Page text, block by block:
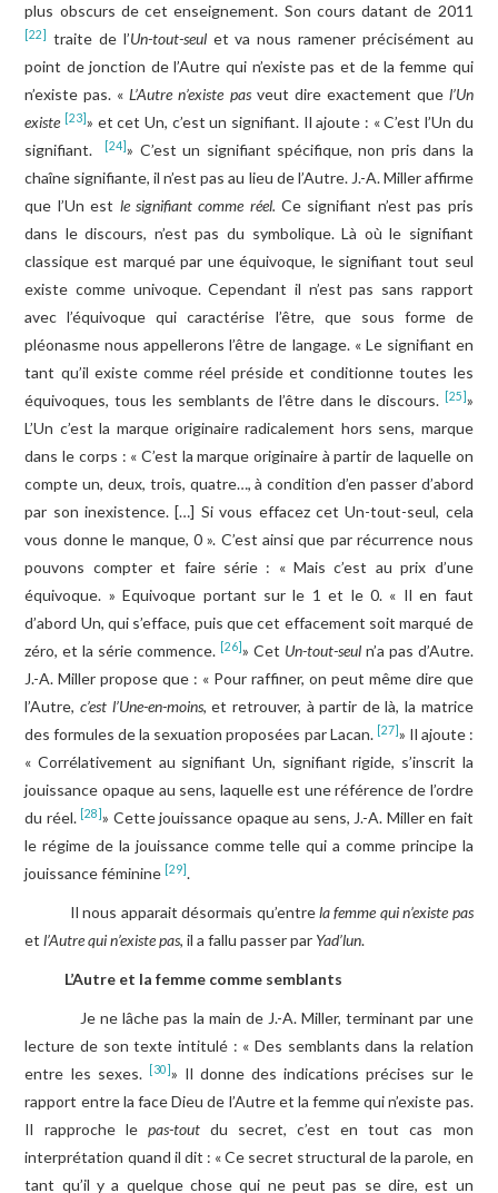
plus obscurs de cet enseignement. Son cours datant de 2011
[22] traite de l’Un-tout-seulet va nous ramener précisément au
point de jonction de l’Autre qui n’existe pas et de la femme qui
n’existe pas. «L’Autre n’existe pasveut dire exactement que l’Un
existe [23]» et cet Un, c’est un signifiant. Il ajoute : « C’est l’Un du
signifiant.
[24]» C’est un signifiant spécifique, non pris dans la
chaîne signifiante, il n’est pas au lieu de l’Autre. J.-A. Miller affirme
que l’Un est le signifiant comme réel. Ce signifiant n’est pas pris
dans le discours, n’est pas du symbolique. Là où le signifiant
classique est marqué par une équivoque, le signifiant tout seul
existe comme univoque. Cependant il n’est pas sans rapport
avec l’équivoque qui caractérise l’être, que sous forme de
pléonasme nous appellerons l’être de langage. « Le signifiant en
tant qu’il existe comme réel préside et conditionne toutes les
équivoques, tous les semblants de l’être dans le discours. [25]»
L’Un c’est la marque originaire radicalement hors sens, marque
dans le corps : « C’est la marque originaire à partir de laquelle on
compte un, deux, trois, quatre…, à condition d’en passer d’abord
par son inexistence. […] Si vous effacez cet Un-tout-seul, cela
vous donne le manque, 0 ». C’est ainsi que par récurrence nous
pouvons compter et faire série : « Mais c’est au prix d’une
équivoque. » Equivoque portant sur le 1 et le 0. « Il en faut
d’abord Un, qui s’efface, puis que cet effacement soit marqué de
zéro, et la série commence. [26]» Cet Un-tout-seuln’a pas d’Autre.
J.-A. Miller propose que : « Pour raffiner, on peut même dire que
l’Autre,c’est l’Une-en-moins, et retrouver, à partir de là, la matrice
des formules de la sexuation proposées par Lacan. [27]» Il ajoute :
« Corrélativement au signifiant Un, signifiant rigide, s’inscrit la
jouissance opaque au sens, laquelle est une référence de l’ordre
du réel. [28]» Cette jouissance opaque au sens, J.-A. Miller en fait
le régime de la jouissance comme telle qui a comme principe la
jouissance féminine [29] .
Il nous apparait désormais qu’entrela femme qui n’existe pas
etl’Autre qui n’existe pas, il a fallu passer par Yad’lun.
L’Autre et la femme comme semblants
Je ne lâche pas la main de J.-A. Miller, terminant par une
lecture de son texte intitulé : « Des semblants dans la relation
entre les sexes.
[30]» Il donne des indications précises sur le
rapport entre la face Dieu de l’Autre et la femme qui n’existe pas.
Il rapproche le pas-toutdu secret, c’est en tout cas mon
interprétation quand il dit : « Ce secret structural de la parole, en
tant qu’il y a quelque chose qui ne peut pas se dire, est un